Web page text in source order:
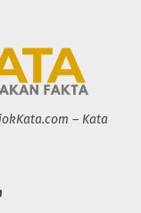
– Kata